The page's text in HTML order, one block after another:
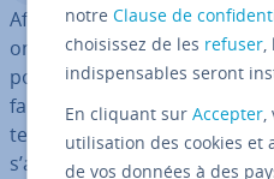
Affiliate, content, social,
online marketing, une
pour s’établir. Pour
faut s’informer
tendances. Mais il existe
s’adaptent pas aux
notreClause de
choisissez de les refuser,
indispensables seront
En cliquant surAccepter,
utilisation des cookies et
de vos données à des